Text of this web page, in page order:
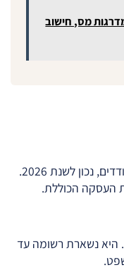
מס, חישוב
אגרת הרישום עומדת על מאות שקלים בודדים, נכון לשנת 2026.
העסקה הכוללת.
היא נשארת רשומה עד